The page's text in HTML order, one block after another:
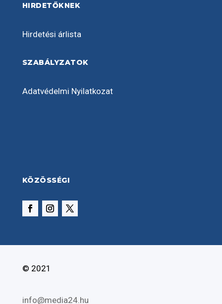
HIRDETŐKNEK
Hirdetési árlista
SZABÁLYZATOK
Adatvédelmi Nyilatkozat
KÖZÖSSÉGI
© 2021
info@media24.hu